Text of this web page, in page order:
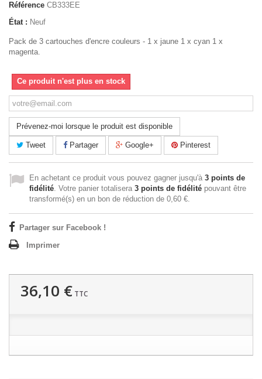
Référence CB333EE
État : Neuf
Pack de 3 cartouches d'encre couleurs - 1 x jaune 1 x cyan 1 x
magenta.
Ce produit n'est plus en stock
Prévenez-moi lorsque le produit est disponible
Tweet Partager Google+ Pinterest
En achetant ce produit vous pouvez gagner jusqu'à 3 points de
fidélité. Votre panier totalisera 3 points de fidélité pouvant être
transformé(s) en un bon de réduction de 0,60 €.
Partager sur Facebook !
Imprimer
36,10 € TTC